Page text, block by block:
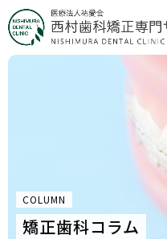
COLUMN
矯正歯科コラム